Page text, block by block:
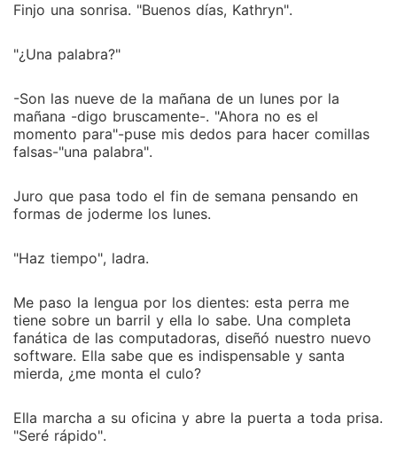
Finjo una sonrisa. "Buenos días, Kathryn".
"¿Una palabra?"
-Son las nueve de la mañana de un lunes por la
mañana -digo bruscamente-. "Ahora no es el
momento para"-puse mis dedos para hacer comillas
falsas-"una palabra".
Juro que pasa todo el fin de semana pensando en
formas de joderme los lunes.
"Haz tiempo", ladra.
Me paso la lengua por los dientes: esta perra me
tiene sobre un barril y ella lo sabe. Una completa
fanática de las computadoras, diseñó nuestro nuevo
software. Ella sabe que es indispensable y santa
mierda, ¿me monta el culo?
Ella marcha a su oficina y abre la puerta a toda prisa.
"Seré rápido".